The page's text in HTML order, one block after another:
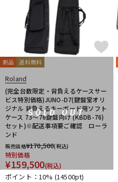
SOLD OUT
新品 送料無料
Roland
(完全台数限定・背負えるケースサー
ビス特別価格)JUNO-D7(鍵盤堂オリ
ジナル 背負えるキーボード用ソフト
ケース 73～76鍵盤向け (KBDB-76)
セット)※配送事項要ご確認 ローラ
ンド
販売価格¥170,500(税込)
特別価格
¥159,500(税込)
ポイント：10% (14500pt)